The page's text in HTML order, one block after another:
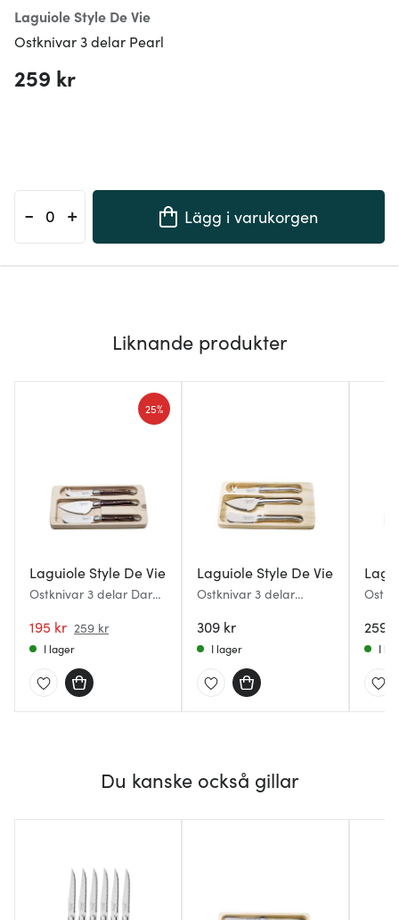
Laguiole Style De Vie
Ostknivar 3 delar Pearl
259 kr
- + Lägg i varukorgen
Liknande produkter
Laguiole Style De Vie
Ostknivar 3 delar Dark
195 kr 259 kr
25%
I lager
Laguiole Style De Vie
Ostknivar 3 delar
309 kr
I lager
259
I
Du kanske också gillar